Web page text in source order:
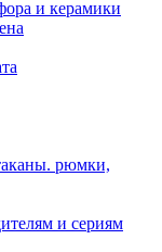
и керамики
рюмки,
и сериям